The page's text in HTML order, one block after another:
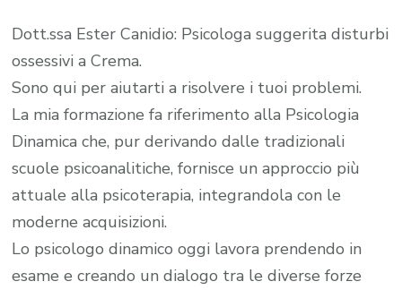
Dott.ssa Ester Canidio: Psicologa suggerita disturbi
ossessivi a Crema.
Sono qui per aiutarti a risolvere i tuoi problemi.
La mia formazione fa riferimento alla Psicologia
Dinamica che, pur derivando dalle tradizionali
scuole psicoanalitiche, fornisce un approccio più
attuale alla psicoterapia, integrandola con le
moderne acquisizioni.
Lo psicologo dinamico oggi lavora prendendo in
esame e creando un dialogo tra le diverse forze